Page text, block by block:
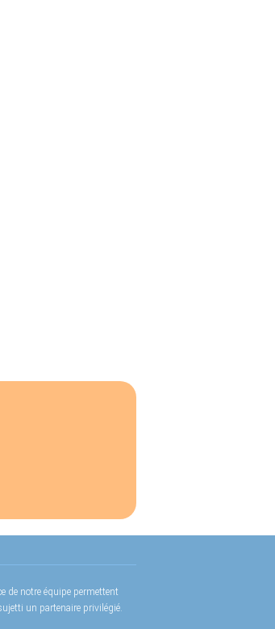
de notre équipe permettent
un partenaire privilégié.